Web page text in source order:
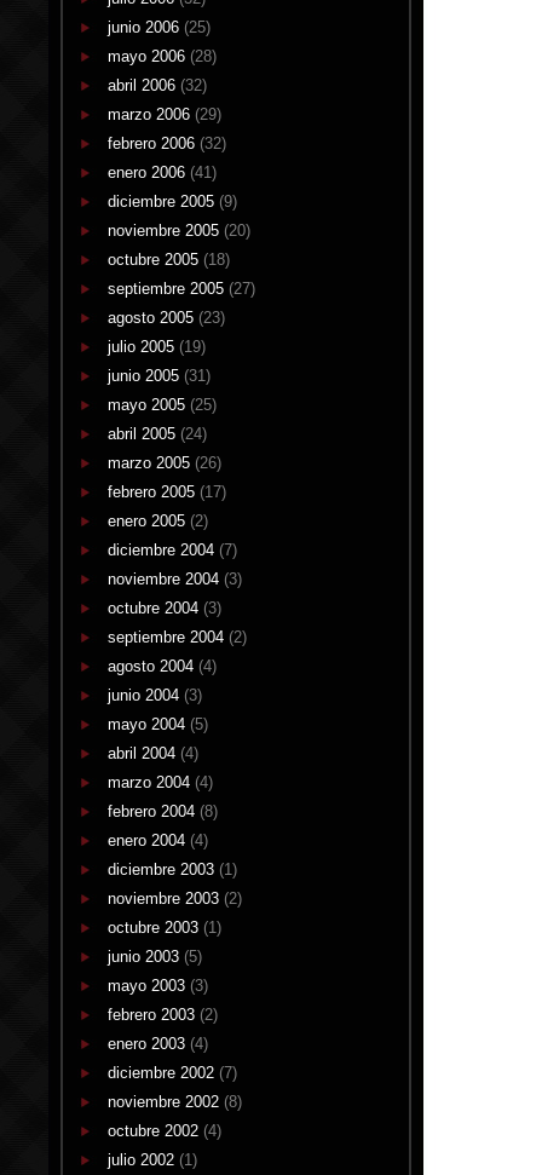
junio 2006 (25)
mayo 2006 (28)
abril 2006 (32)
marzo 2006 (29)
febrero 2006 (32)
enero 2006 (41)
diciembre 2005 (9)
noviembre 2005 (20)
octubre 2005 (18)
septiembre 2005 (27)
agosto 2005 (23)
julio 2005 (19)
junio 2005 (31)
mayo 2005 (25)
abril 2005 (24)
marzo 2005 (26)
febrero 2005 (17)
enero 2005 (2)
diciembre 2004 (7)
noviembre 2004 (3)
octubre 2004 (3)
septiembre 2004 (2)
agosto 2004 (4)
junio 2004 (3)
mayo 2004 (5)
abril 2004 (4)
marzo 2004 (4)
febrero 2004 (8)
enero 2004 (4)
diciembre 2003 (1)
noviembre 2003 (2)
octubre 2003 (1)
junio 2003 (5)
mayo 2003 (3)
febrero 2003 (2)
enero 2003 (4)
diciembre 2002 (7)
noviembre 2002 (8)
octubre 2002 (4)
julio 2002 (1)